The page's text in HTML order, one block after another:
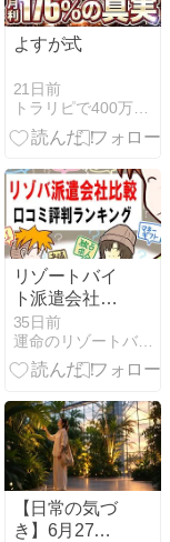
よすが式
21日前
リゾートバイ
ト派遣会社お
すすめ比較ラ
ンキング｜目
的別の選び方
35日前
運命のリゾートバイトブログ
【日常の気づ
き】6月27